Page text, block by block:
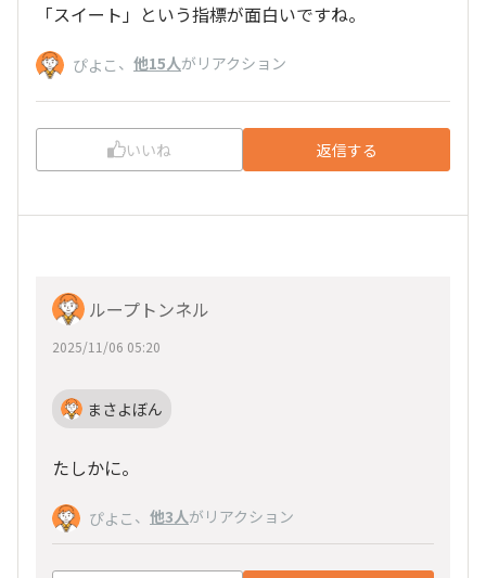
「スイート」という指標が面白いですね。
ぴよこ 、 他15人がリアクション
いいね 返信する
ループトンネル
2025/11/06 05:20
まさよぼん
たしかに。
ぴよこ 、 他3人がリアクション